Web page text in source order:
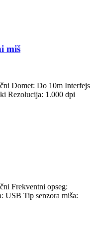
miš
Domet: Do 10m Interfejs
Rezolucija: 1.000 dpi
Frekventni opseg:
USB Tip senzora miša: